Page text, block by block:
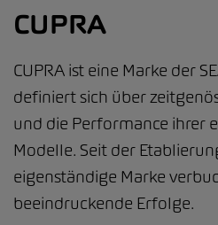
CUPRA
CUPRA ist eine Marke der
definiert sich über
und die Performance ihrer
Modelle. Seit der
eigenständige Marke
beeindruckende Erfolge.